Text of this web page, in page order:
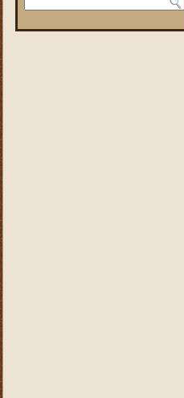
Inmolarse
Intenciones de la Iglesia en